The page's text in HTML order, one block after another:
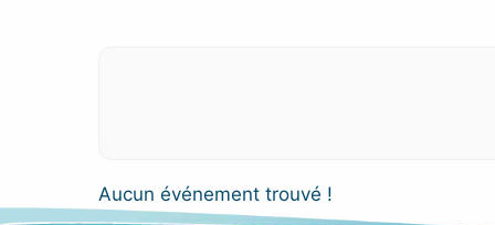
Aucun événement trouvé !